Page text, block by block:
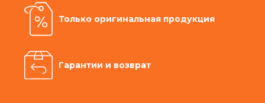
Только оригинальная продукция
Гарантии и возврат